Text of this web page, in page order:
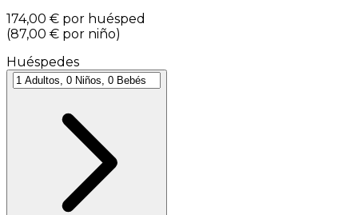
174,00 € por huésped
(87,00 € por niño)
Huéspedes